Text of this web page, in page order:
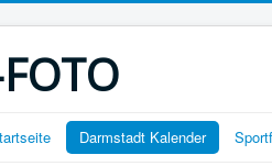
Darmstadt Kalender